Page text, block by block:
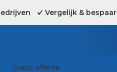
Vergelijk & bespaar
Gratis offerte